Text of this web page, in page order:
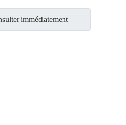
immédiatement